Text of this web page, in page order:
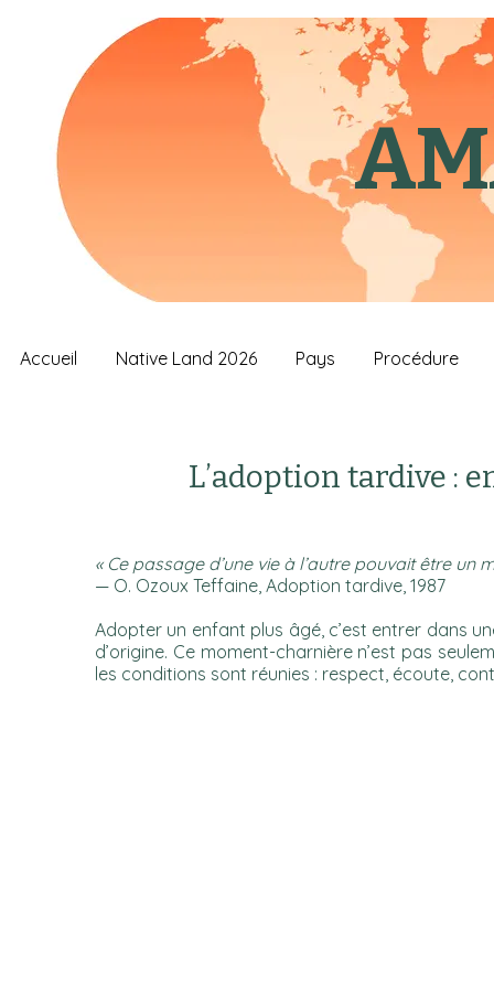
Accueil Native Land 2026 Pays Procédure
L’adoption tardive :
« Ce passage d’une vie à l’autre pouvait être
— O. Ozoux Teffaine, Adoption tardive, 1987
Adopter un enfant plus âgé, c’est entrer dans
d’origine. Ce moment-charnière n’est pas
les conditions sont réunies : respect, écoute,